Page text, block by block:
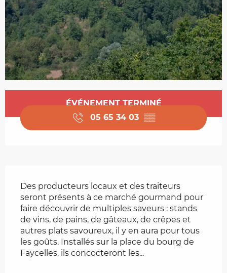
Ouverture et coordonnées
ÉVÉNEMENT TERMINÉ
05 65 34 03 ▒▒
Des producteurs locaux et des traiteurs
seront présents à ce marché gourmand pour
faire découvrir de multiples saveurs : stands
de vins, de pains, de gâteaux, de crêpes et
autres plats savoureux, il y en aura pour tous
les goûts. Installés sur la place du bourg de
Faycelles, ils concocteront les...